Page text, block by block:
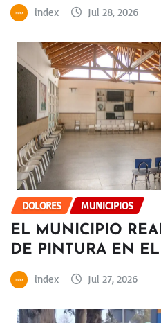
index Jul 28, 2026
DOLORES MUNICIPIOS
EL MUNICIPIO
DE PINTURA EN
index Jul 27, 2026